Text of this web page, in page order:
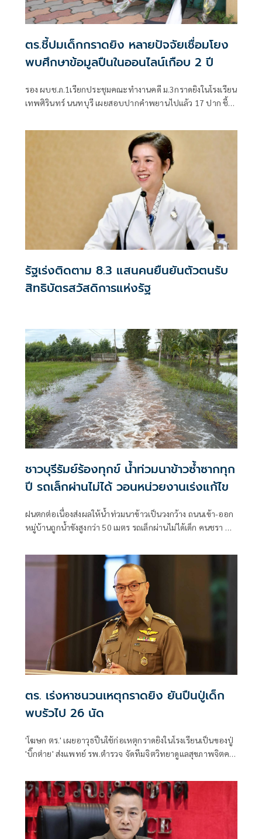
ตร.ชี้ปมเด็กกราดยิง หลายปัจจัยเชื่อมโยง
พบศึกษาข้อมูลปืนในออนไลน์เกือบ 2 ปี
รอง ผบช.ภ.1เรียกประชุมคณะทำงานคดี ม.3กราดยิงในโรงเรียน
เทพศิรินทร์ นนทบุรี เผยสอบปากคำพยานไปแล้ว 17 ปาก ชี้
เพื่อน เสพสื่อโซเชียล พบเคยสั่งซื้อปืนบีบีกันทางออนไลน์มา
โรงเรียนแต่ถูกครูยึด เร่งตรวจสอบมือถือ-คอมพิวเตอร์ โยงเหตุ
รัฐเร่งติดตาม 8.3 แสนคนยืนยันตัวตนรับ
สิทธิบัตรสวัสดิการแห่งรัฐ
ชาวบุรีรัมย์ร้องทุกข์ น้ำท่วมนาข้าวซ้ำซากทุก
ปี รถเล็กผ่านไม่ได้ วอนหน่วยงานเร่งแก้ไข
ฝนตกต่อเนื่องส่งผลให้น้ำท่วมนาข้าวเป็นวงกว้าง ถนนเข้า-ออก
หมู่บ้านถูกน้ำขังสูงกว่า 50 เมตร รถเล็กผ่านไม่ได้เด็ก คนชรา ผู้
หน่วยงานที่เกี่ยวข้องแก้ไข ขณะ อบต.เคยเสนอของบมาวาง
บล็อกคอนเวิร์สแก้ปัญหาระยะยาว แต่ถูกโยกไปที่อื่น เตรียม
หางบทำถนนให้สูงขึ้นบรรเทาความเดือดร้อน
ตร. เร่งหาชนวนเหตุกราดยิง ยันปืนปู่เด็ก
พบรัวไป 26 นัด
'โฆษก ตร.' เผยอาวุธปืนใช้ก่อเหตุกราดยิงในโรงเรียนเป็นของปู่
'บิ๊กต่าย' ส่งแพทย์ รพ.ตำรวจ จัดทีมจิตวิทยาดูแลสุขภาพจิตครู